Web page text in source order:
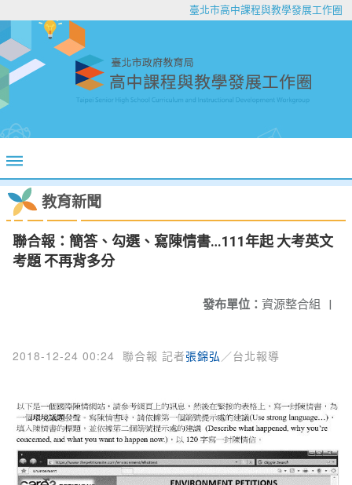
臺北市高中課程與教學發展工作圈
教育新聞
聯合報：簡答、勾選、寫陳情書…111年起 大考英文
考題 不再背多分
發布單位： 資源整合組 |
2018-12-24 00:24 聯合報 記者張錦弘 ／台北報導